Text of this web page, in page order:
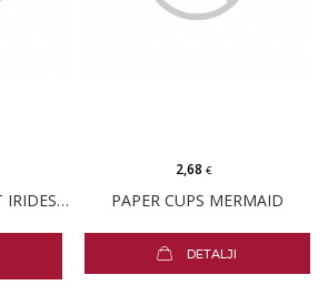
FRINGE TABLE SKIRT IRIDESCENT PAPER CUPS MERMAID
2,68 €
DETALJI